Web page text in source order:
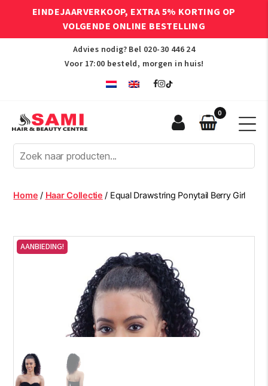
EINDEJAARVERKOOP, EXTRA 5% KORTING OP
VOLGENDE ONLINE BESTELLING
Advies nodig? Bel 020-30 446 24
Voor 17:00 besteld, morgen in huis!
Afro
Hair
Beauty
Centre
0
Home / Haar Collectie / Equal Drawstring Ponytail Berry Girl
AANBIEDING!